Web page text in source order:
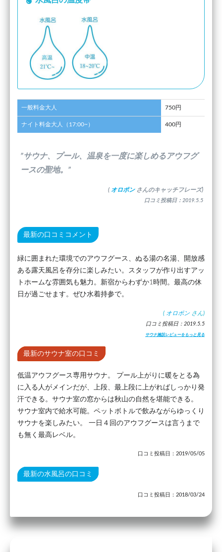
一般料金大人 750円
ナイト料金大人（17:00~） 400円
”サウナ、プール、温泉を一度に楽しめるアウフグ
ースの聖地。”
( オロポン さんのキャッチフレーズ)
口コミ投稿日：2019.5.5
最新の口コミコメント
緑に囲まれた環境でのアウフグース、ぬる湯の名湯、開放感
ある露天風呂を存分に楽しみたい。スタッフが作り出すアッ
トホームな雰囲気も魅力。新宿からわずか1時間。最高の休
日が過ごせます。ぜひ水着持参で。
( オロポン さん)
口コミ投稿日：2019.5.5
サウナ施設レビューをもっと見る
最新のサウナ室の口コミ
低温アウフグース専用サウナ。 プール上がりに暖をとる為
に入る人がメインだが、上段、最上段に上がればしっかり発
汗できる。サウナ室の窓からは秋山の自然を堪能できる。
サウナ室内で給水可能。ペットボトルで飲みながらゆっくり
サウナを楽しみたい。 一日４回のアウフグースは言うまで
も無く最高レベル。
口コミ投稿日：2019/05/05
最新の水風呂の口コミ
口コミ投稿日：2018/03/24